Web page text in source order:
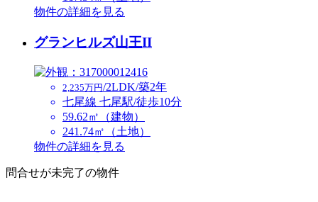
物件の詳細を見る
グランヒルズ山王II
2,235万円/2LDK/築2年
七尾線 七尾駅/徒歩10分
59.62㎡（建物）
241.74㎡（土地）
物件の詳細を見る
問合せが未完了の物件